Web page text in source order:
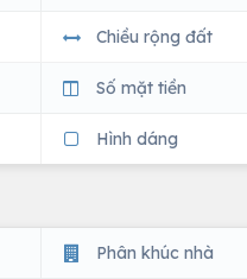
Chiều rộng đất
Số mặt tiền
Hình dáng
Phân khúc nhà